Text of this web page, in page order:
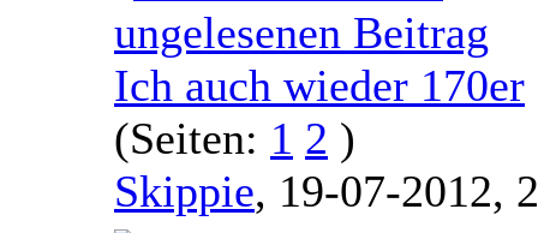
Ich auch wieder 170er
(Seiten: 1 2 )
Skippie, 19-07-2012,